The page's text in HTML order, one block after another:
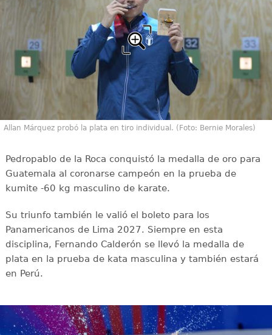
Allan Márquez probó la plata en tiro individual. (Foto: Bernie Morales)
Pedropablo de la Roca conquistó la medalla de oro para
Guatemala al coronarse campeón en la prueba de
kumite -60 kg masculino de karate.
Su triunfo también le valió el boleto para los
Panamericanos de Lima 2027. Siempre en esta
disciplina, Fernando Calderón se llevó la medalla de
plata en la prueba de kata masculina y también estará
en Perú.